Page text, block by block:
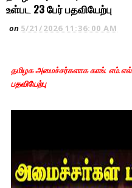
உள்பட 23 பேர் பதவியேற்பு
on 5/21/2026 11:36:00 AM
தமிழக அமைச்சர்களாக காங்.
பதவியேற்பு